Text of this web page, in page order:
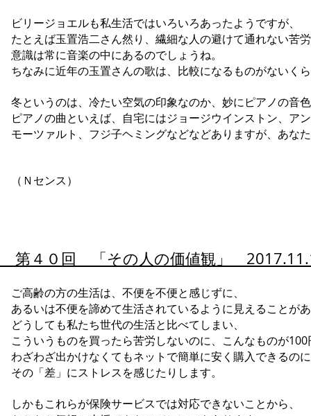
ビリージョエルも私生活ではいろいろあったようですが、
たとえば玉置浩二さん然り、繊細な人の避けて通れない苦
意識は常に音楽の中にあるのでしょうね。
ちなみに近年の玉置さんの歌は、比較になるものがないく
冬というのは、冷たい空気の印象なのか、妙にピアノの音
ピアノの曲といえば、自宅にはジョージウインストン、ア
モーツァルト、フジ子ヘミングなどなどありますが、あな
（Ｎセンス）
第４０回 「その人の価値観」
ご高齢の方の生活は、不便を不便と感じずに、
あるいは不便を諦めて生活されているように見えることが
どうしても私たち世代の生活と比べてしまい、
こういうものを買ったら苦労しないのに、こんなものが
わざわざ出かけなくてもネットで簡単に安く購入できるの
その「差」にストレスを感じたりします。
しかもこれらが保険サービスでは対応できないことから、